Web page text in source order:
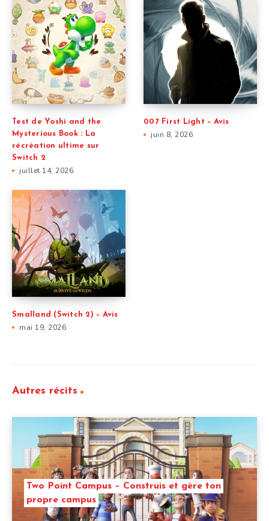
Test de Yoshi and the
Mysterious Book : La
récréation ultime sur
Switch 2
juillet 14, 2026
007 First Light – Avis
juin 8, 2026
Smalland (Switch 2) – Avis
mai 19, 2026
Autres récits
Two Point Campus – Construis et gère ton
propre campus